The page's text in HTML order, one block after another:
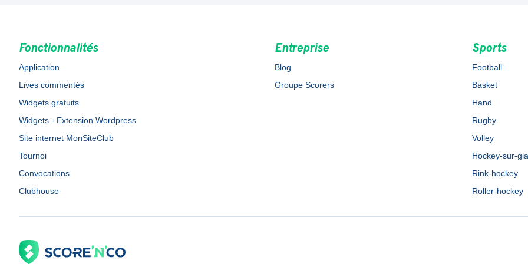
Fonctionnalités
Application
Lives commentés
Widgets gratuits
Widgets - Extension Wordpress
Site internet MonSiteClub
Tournoi
Convocations
Clubhouse
Entreprise
Blog
Groupe Scorers
Sports
Football
Basket
Hand
Rugby
Volley
Hockey-sur-
Rink-hockey
Roller-hockey